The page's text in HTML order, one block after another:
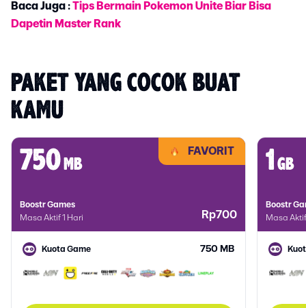
Baca Juga :Tips Bermain Pokemon Unite Biar Bisa
Dapetin Master Rank
PAKET YANG COCOK BUAT
KAMU
FAVORIT
750 mb
Boostr Games
Masa Aktif 1 Hari
Rp700
Kuota Game 750 MB
1 gb
Boostr
Masa